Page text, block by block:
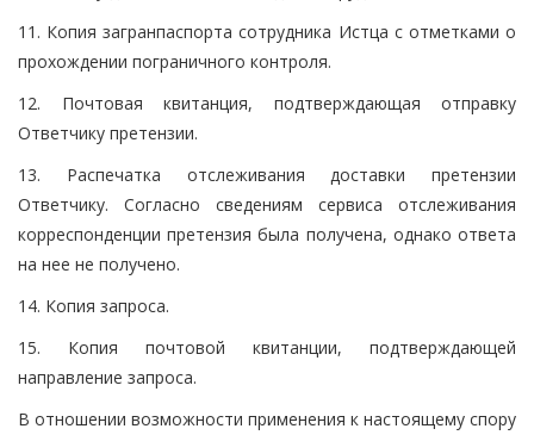
11. Копия загранпаспорта сотрудника Истца с отметками о
прохождении пограничного контроля.
12. Почтовая квитанция, подтверждающая отправку
Ответчику претензии.
13. Распечатка отслеживания доставки претензии
Ответчику. Согласно сведениям сервиса отслеживания
корреспонденции претензия была получена, однако ответа
на нее не получено.
14. Копия запроса.
15. Копия почтовой квитанции, подтверждающей
направление запроса.
В отношении возможности применения к настоящему спору